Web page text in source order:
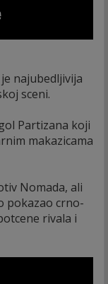
najubedljivija
sceni.
Partizana koji
makazicama
Nomada, ali
pokazao crno-
rivala i